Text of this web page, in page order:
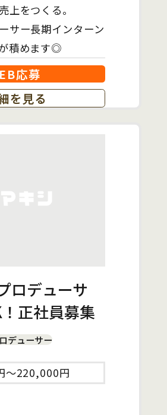
上をつくる。
サー長期インターン
積めます◎
応募
を見る
デューサー
ロデューサ
正社員募集
～220,000円